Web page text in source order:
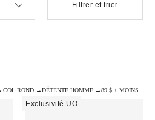
Filtrer et trier
COL ROND →DÉTENTE HOMME →89 $ + MOINS
Exclusivité UO